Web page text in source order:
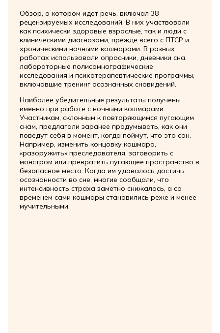
Обзор, о котором идет речь, включал 38
рецензируемых исследований. В них участвовали
как психически здоровые взрослые, так и люди с
клиническими диагнозами, прежде всего с ПТСР и
хроническими ночными кошмарами. В разных
работах использовали опросники, дневники сна,
лабораторные полисомнографические
исследования и психотерапевтические программы,
включавшие тренинг осознанных сновидений.
Наиболее убедительные результаты получены
именно при работе с ночными кошмарами.
Участникам, склонным к повторяющимся пугающим
снам, предлагали заранее продумывать, как они
поведут себя в момент, когда поймут, что это сон.
Например, изменить концовку кошмара,
«разоружить» преследователя, заговорить с
монстром или превратить пугающее пространство в
безопасное место. Когда им удавалось достичь
осознанности во сне, многие сообщали, что
интенсивность страха заметно снижалась, а со
временем сами кошмары становились реже и менее
мучительными.